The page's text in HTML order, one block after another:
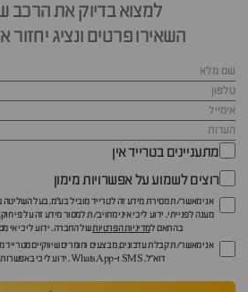
למצוא בדיוק את
השאירו פרטים ונציג
מתעניינים בטרייד אין
רוצים לשמוע על אפשרויות מימון
אני מאשר/ת מסירת מידע זה לטרייד מוביל בע"מ, בעל
מענה לפנייתי. ידוע לי כי איני מחויב/ת למסור מידע זה על פי
בהתאם למדיניות הפרטיותשל החברה. ידוע לי כי אי
אני מאשר/ת קבלת עדכונים, מבצעים וחומרים שיווקיים
דוא״ל, SMS ו-WhatsApp. ידוע לי כי באפשרותי לבטל הסכמה זו בכל עת.